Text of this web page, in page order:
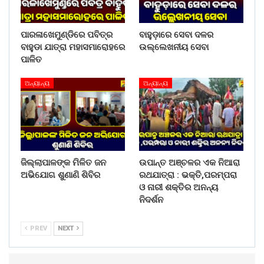
ଆଗୁଆ ରବି ଫସଲ ଯଥା ଅମୃତଭଣ୍ଡା, କଦଳୀ, କାକୁଡି, କୋବି,
ଭେଣ୍ଡି, ବାଇଗଣ, ମକା, ତରଭୂଜ ଏବଂ ବାଦାମ ଚାଷ କରିପାରୁଛନ୍ତି ।
ଆଗାମୀ ବର୍ଷରେ ଯେତେବେଳେ ରବି ଜଳସେଚନ ଯୋଗାଇଦିଆଯିବ,
ସେତେବେଳେ ଚାଷୀମାନେ ଅଧିକ ଅର୍ଥକାରୀ ଫସଲ କରିପାରିବେ । ଏହି
ଯେଉଁମାନେ ସଠିକ ସମୟ ଅନ୍ତରରେ କେନାଲର ମରାମତି ଓ
ପାରଳାଖେମୁଣ୍ଡିରେ ପବିତ୍ର
ବାହୁଡା ଯାତ୍ରା ମହାସମାରୋହରେ
ପାଳିତ
ବାହୁଡ଼ାରେ ସେବା ଦଳର
ଉଲ୍ଲେଖନୀୟ ସେବା
ଅନ୍ୟାନ୍ୟ
ଜିଲ୍ଲାପାଳଙ୍କ ମିଳିତ ଜନ
ଅଭିଯୋଗ ଶୁଣାଣି ଶିବିର
ଅନ୍ୟାନ୍ୟ
ଉପାନ୍ତ ଅଞ୍ଚଳର ଏକ ନିଆରା
ରଥଯାତ୍ରା : ଭକ୍ତି,ପରମ୍ପରା
ଓ ନାରୀ ଶକ୍ତିର ଅନନ୍ୟ
ନିଦର୍ଶନ
PREV NEXT